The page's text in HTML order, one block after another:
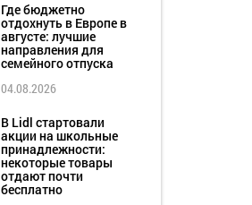
Где бюджетно
отдохнуть в Европе в
августе: лучшие
направления для
семейного отпуска
04.08.2026
В Lidl стартовали
акции на школьные
принадлежности:
некоторые товары
отдают почти
бесплатно